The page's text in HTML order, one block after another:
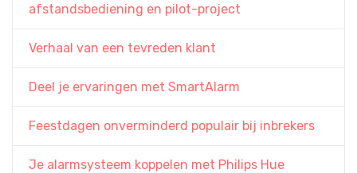
afstandsbediening en pilot-project
Verhaal van een tevreden klant
Deel je ervaringen met SmartAlarm
Feestdagen onverminderd populair bij inbrekers
Je alarmsysteem koppelen met Philips Hue